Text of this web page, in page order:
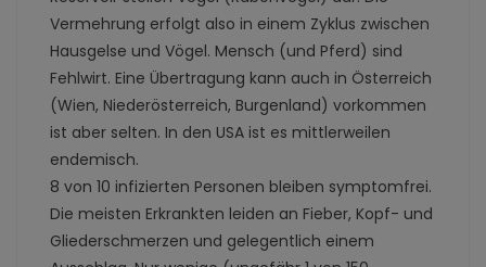
Vermehrung erfolgt also in einem Zyklus zwischen
Hausgelse und Vögel. Mensch (und Pferd) sind
Fehlwirt. Eine Übertragung kann auch in Österreich
(Wien, Niederösterreich, Burgenland) vorkommen
ist aber selten. In den USA ist es mittlerweilen
endemisch.
8 von 10 infizierten Personen bleiben symptomfrei.
Die meisten Erkrankten leiden an Fieber, Kopf- und
Gliederschmerzen und gelegentlich einem